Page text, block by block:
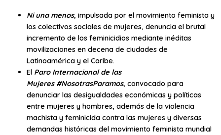
Ni una menos, impulsada por el movimiento feminista y
los colectivos sociales de mujeres, denuncia el brutal
incremento de los feminicidios mediante inéditas
movilizaciones en decena de ciudades de
Latinoamérica y el Caribe.
El Paro Internacional de las
Mujeres #NosotrasParamos, convocado para
denunciar las desigualdades económicas y políticas
entre mujeres y hombres, además de la violencia
machista y feminicida contra las mujeres y diversas
demandas históricas del movimiento feminista mundial